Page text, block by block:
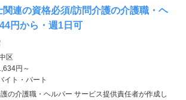
関連の資格必須/訪問介護の介護職・ヘ
円から・週1日可
区
円～
イト・パート
護の介護職・ヘルパー サービス提供責任者が作成し